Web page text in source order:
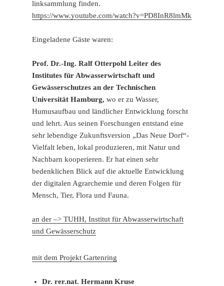
linksammlung finden.
https://www.youtube.com/watch?v=PD8InR8lmMk
Eingeladene Gäste waren:
Prof. Dr.-Ing. Ralf Otterpohl Leiter des
Institutes für Abwasserwirtschaft und
Gewässerschutzes an der Technischen
Universität Hamburg, wo er zu Wasser,
Humusaufbau und ländlicher Entwicklung forscht
und lehrt. Aus seinen Forschungen entstand eine
sehr lebendige Zukunftsversion „Das Neue Dorf“-
Vielfalt leben, lokal produzieren, mit Natur und
Nachbarn kooperieren. Er hat einen sehr
bedenklichen Blick auf die aktuelle Entwicklung
der digitalen Agrarchemie und deren Folgen für
Mensch, Tier, Flora und Fauna.
an der –> TUHH, Institut für Abwasserwirtschaft
und Gewässerschutz
mit dem Projekt Gartenring
Dr. rer.nat. Hermann Kruse